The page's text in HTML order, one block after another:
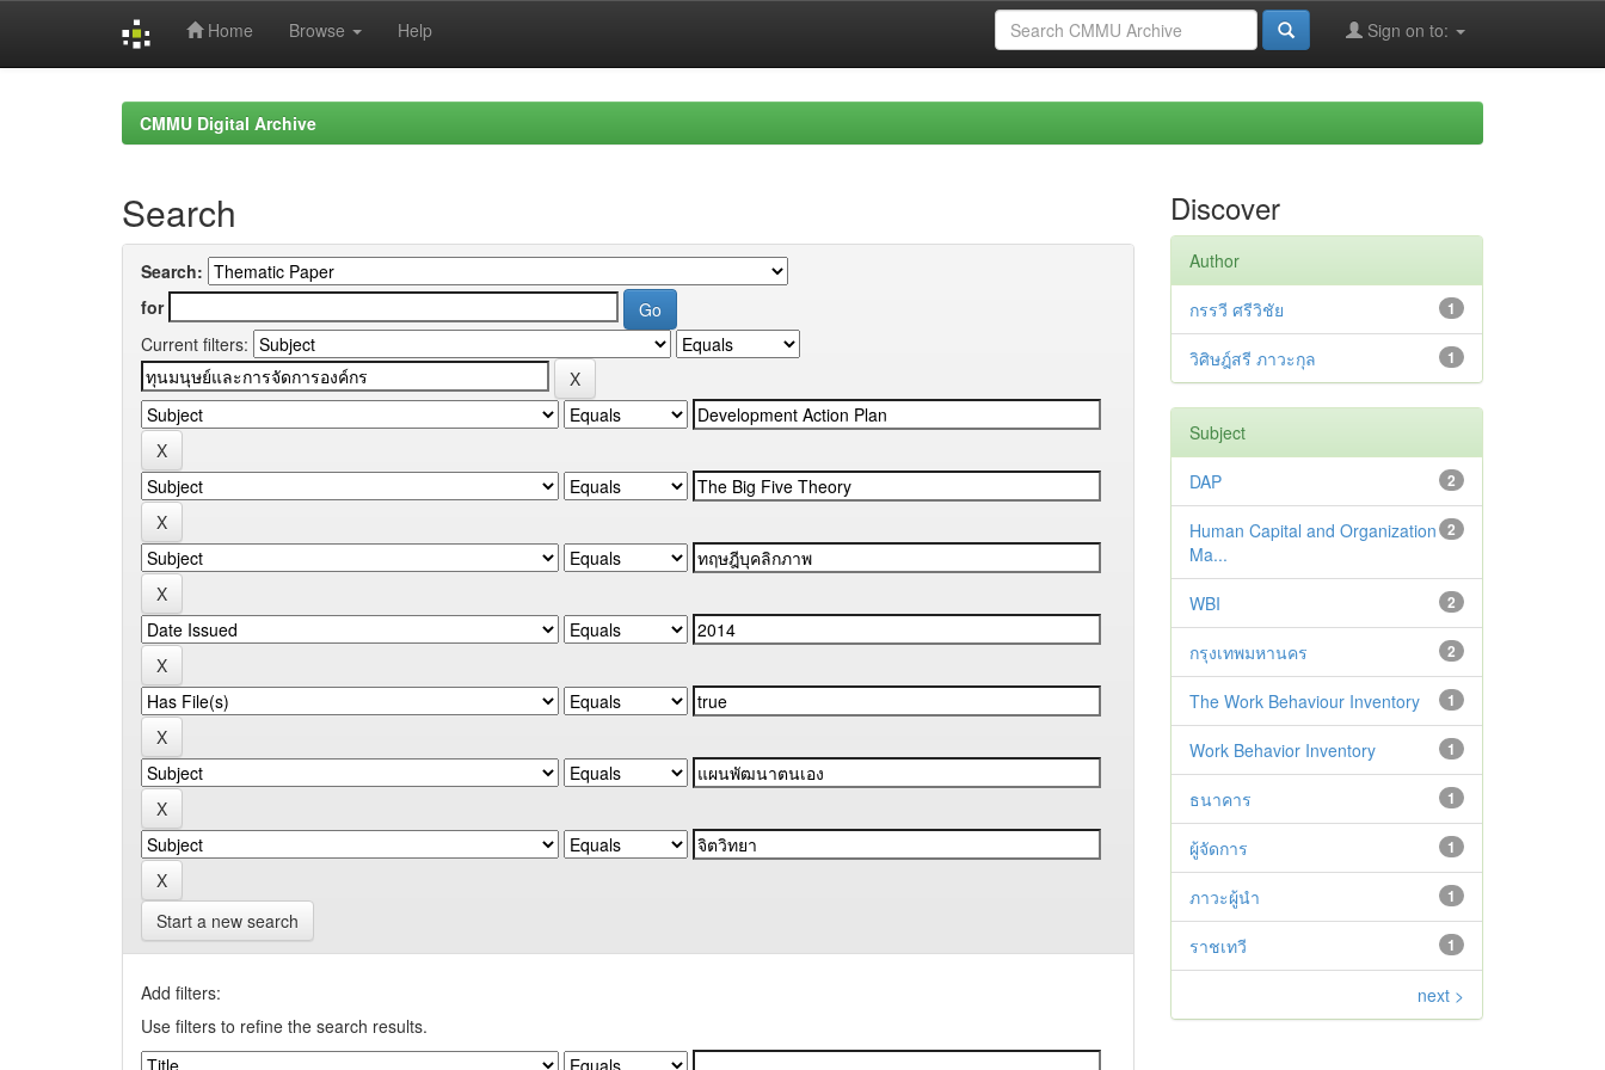
Home Browse Help Sign on to:
CMMU Digital Archive
Search
Search:
for
Current filters:
Start a new search
Add filters:
Use filters to refine the search results.
Discover
Author
1
กรรวี ศรีวิชัย
1
วิศิษฎ์สรี ภาวะกุล
Subject
2
DAP
2
Human Capital and Organization
Ma...
2
WBI
2
กรุงเทพมหานคร
1
The Work Behaviour Inventory
1
Work Behavior Inventory
1
ธนาคาร
1
ผู้จัดการ
1
ภาวะผู้นำ
1
ราชเทวี
next >